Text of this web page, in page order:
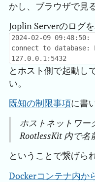
かし、ブラウザで見
Joplin Serverのログ
2024-02-09
connect to database:
127.0.0.1:5432
とホスト側で起動し
い。
既知の制限事項に書
ホストネットワー
RootlessKit 内で名
ということで繋げら
Dockerコンテナ内か